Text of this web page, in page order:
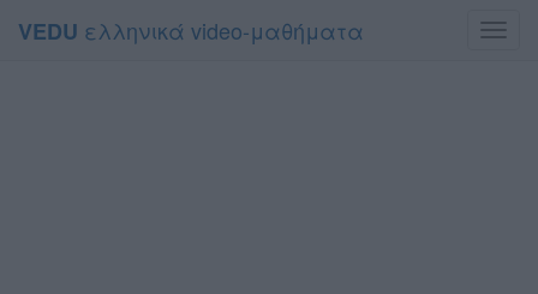
VEDU ελληνικά video-μαθήματα